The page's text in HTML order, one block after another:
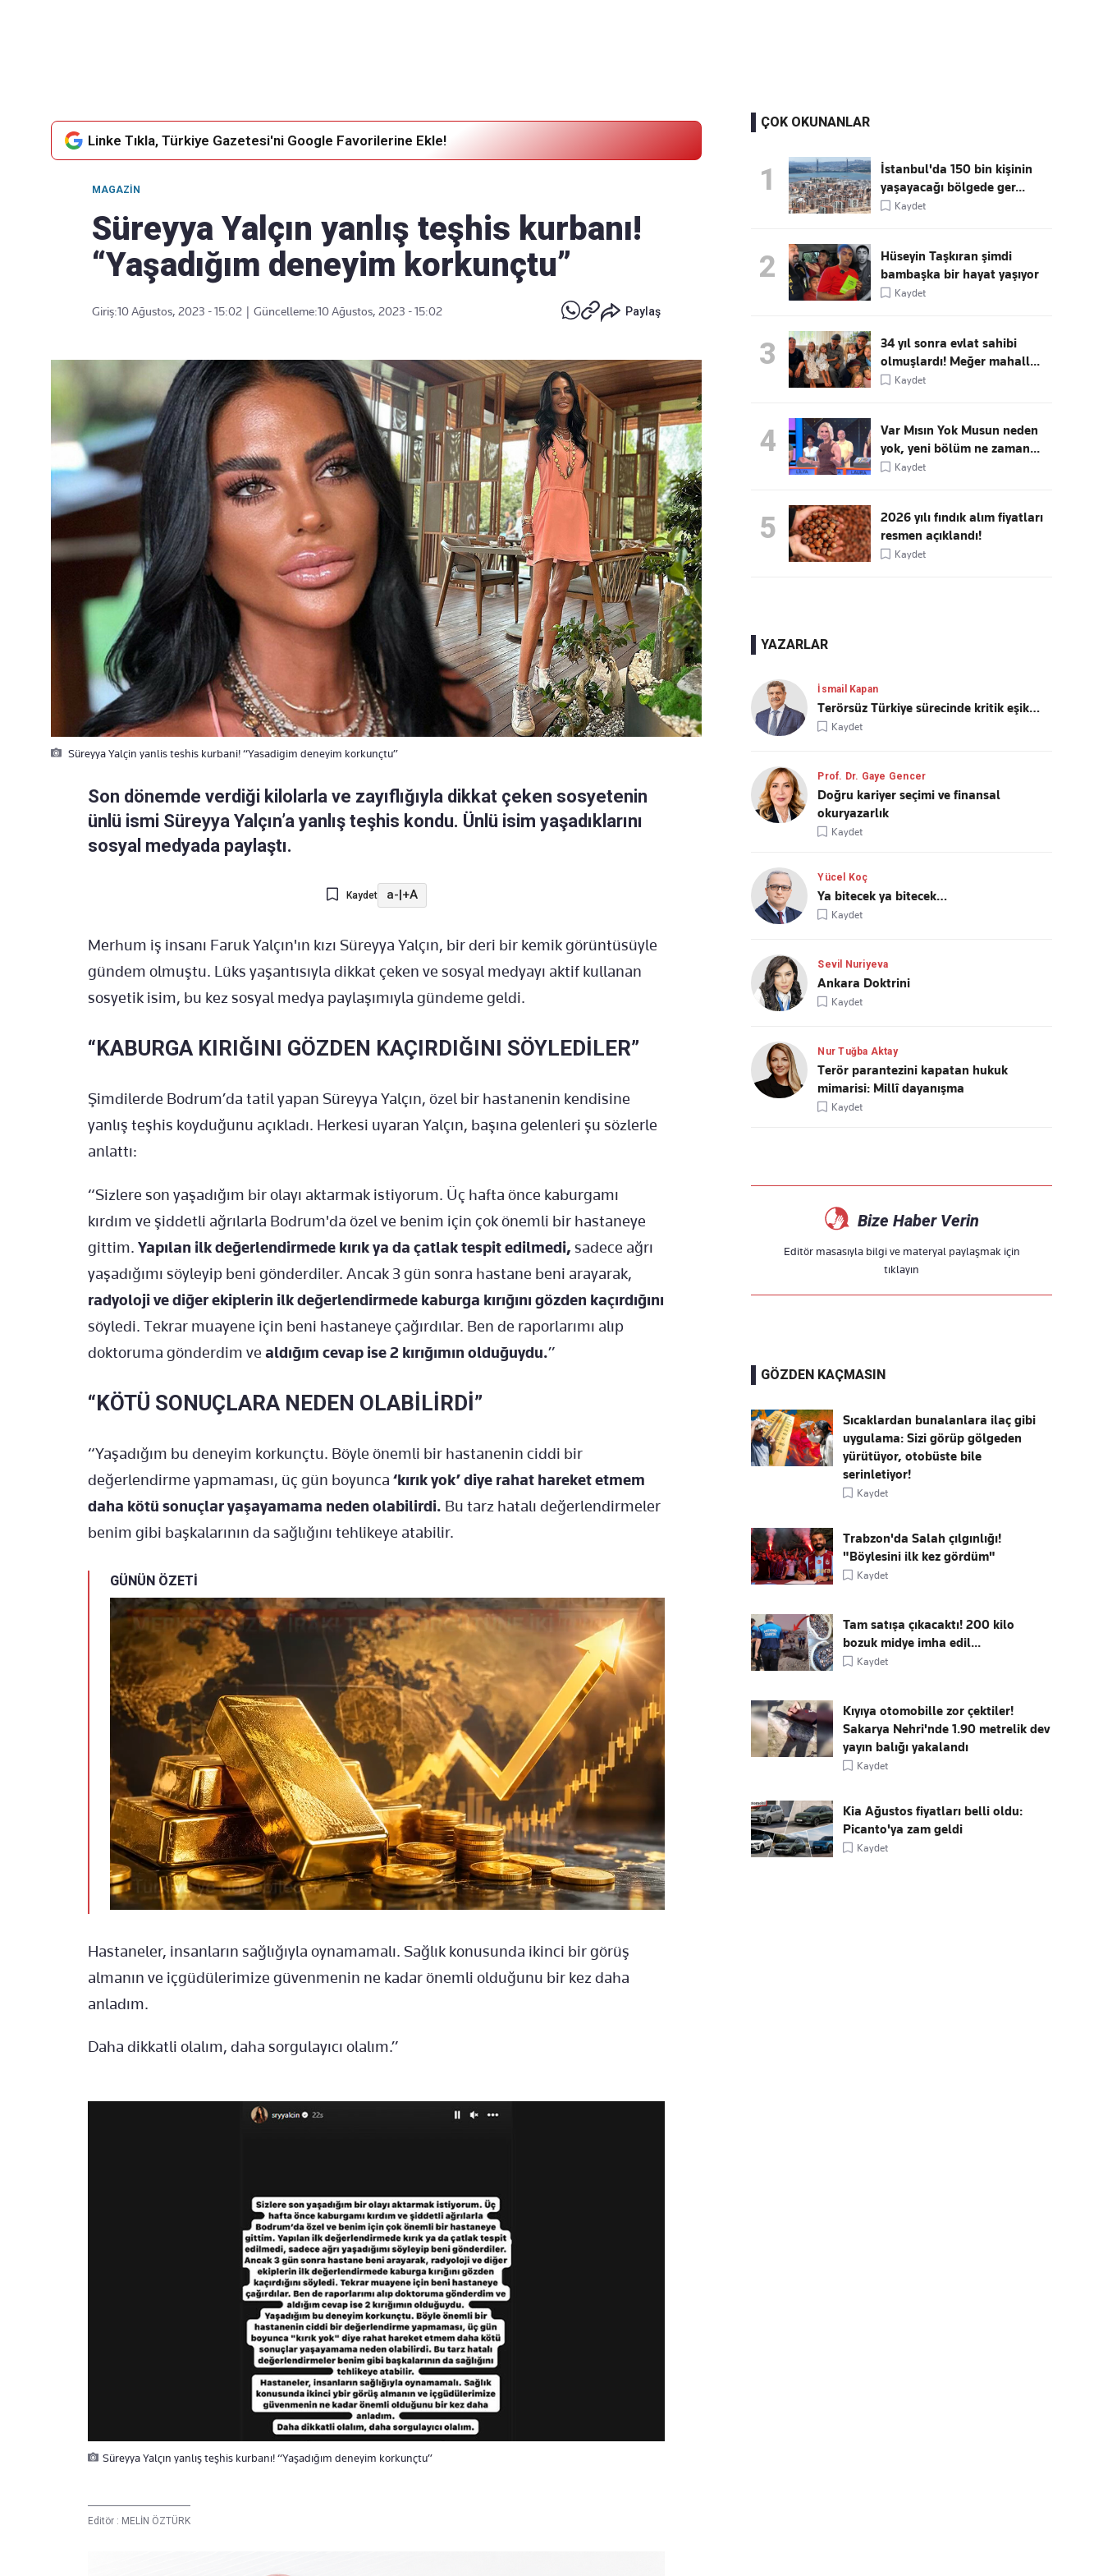
Linke Tıkla, Türkiye Gazetesi'ni Google Favorilerine Ekle!
MAGAZIN
Süreyya Yalçın yanlış teşhis kurbanı!
“Yaşadığım deneyim korkunçtu”
Giriş:10 Ağustos, 2023 - 15:02 Güncelleme:10 Ağustos, 2023 - 15:02 Paylaş
Süreyya Yalçin yanlis teshis kurbani! “Yasadigim deneyim korkunçtu”
Son dönemde verdiği kilolarla ve zayıflığıyla dikkat çeken sosyetenin
ünlü ismi Süreyya Yalçın’a yanlış teşhis kondu. Ünlü isim yaşadıklarını
sosyal medyada paylaştı.
Kaydet a-|+A
Merhum iş insanı Faruk Yalçın'ın kızı Süreyya Yalçın, bir deri bir kemik görüntüsüyle
gündem olmuştu. Lüks yaşantısıyla dikkat çeken ve sosyal medyayı aktif kullanan
sosyetik isim, bu kez sosyal medya paylaşımıyla gündeme geldi.
“KABURGA KIRIĞINI GÖZDEN KAÇIRDIĞINI SÖYLEDİLER”
Şimdilerde Bodrum’da tatil yapan Süreyya Yalçın, özel bir hastanenin kendisine
yanlış teşhis koyduğunu açıkladı. Herkesi uyaran Yalçın, başına gelenleri şu sözlerle
anlattı:
“Sizlere son yaşadığım bir olayı aktarmak istiyorum. Üç hafta önce kaburgamı
kırdım ve şiddetli ağrılarla Bodrum'da özel ve benim için çok önemli bir hastaneye
gittim. Yapılan ilk değerlendirmede kırık ya da çatlak tespit edilmedi, sadece ağrı
yaşadığımı söyleyip beni gönderdiler. Ancak 3 gün sonra hastane beni arayarak,
radyoloji ve diğer ekiplerin ilk değerlendirmede kaburga kırığını gözden kaçırdığını
söyledi. Tekrar muayene için beni hastaneye çağırdılar. Ben de raporlarımı alıp
doktoruma gönderdim ve aldığım cevap ise 2 kırığımın olduğuydu.”
“KÖTÜ SONUÇLARA NEDEN OLABİLİRDİ”
“Yaşadığım bu deneyim korkunçtu. Böyle önemli bir hastanenin ciddi bir
değerlendirme yapmaması, üç gün boyunca ‘kırık yok’ diye rahat hareket etmem
daha kötü sonuçlar yaşayamama neden olabilirdi. Bu tarz hatalı değerlendirmeler
benim gibi başkalarının da sağlığını tehlikeye atabilir.
GÜNÜN ÖZETİ
Hastaneler, insanların sağlığıyla oynamamalı. Sağlık konusunda ikinci bir görüş
almanın ve içgüdülerimize güvenmenin ne kadar önemli olduğunu bir kez daha
anladım.
Daha dikkatli olalım, daha sorgulayıcı olalım.”
Süreyya Yalçın yanlış teşhis kurbanı! “Yaşadığım deneyim korkunçtu”
Editör : MELİN ÖZTÜRK
ÇOK OKUNANLAR
1
İstanbul'da 150 bin kişinin
yaşayacağı bölgede ger...
Kaydet
2
Hüseyin Taşkıran şimdi
bambaşka bir hayat yaşıyor
Kaydet
3
34 yıl sonra evlat sahibi
olmuşlardı! Meğer mahall...
Kaydet
4
Var Mısın Yok Musun neden
yok, yeni bölüm ne zaman...
Kaydet
5
2026 yılı fındık alım fiyatları
resmen açıklandı!
Kaydet
YAZARLAR
İsmail Kapan
Terörsüz Türkiye sürecinde kritik eşik…
Kaydet
Prof. Dr. Gaye Gencer
Doğru kariyer seçimi ve finansal
okuryazarlık
Kaydet
Yücel Koç
Ya bitecek ya bitecek…
Kaydet
Sevil Nuriyeva
Ankara Doktrini
Kaydet
Nur Tuğba Aktay
Terör parantezini kapatan hukuk
mimarisi: Millî dayanışma
Kaydet
Bize Haber Verin
Editör masasıyla bilgi ve materyal paylaşmak için
tıklayın
GÖZDEN KAÇMASIN
Sıcaklardan bunalanlara ilaç gibi
uygulama: Sizi görüp gölgeden
yürütüyor, otobüste bile
serinletiyor!
Kaydet
Trabzon'da Salah çılgınlığı!
"Böylesini ilk kez gördüm"
Kaydet
Tam satışa çıkacaktı! 200 kilo
bozuk midye imha edil...
Kaydet
Kıyıya otomobille zor çektiler!
Sakarya Nehri'nde 1.90 metrelik dev
yayın balığı yakalandı
Kaydet
Kia Ağustos fiyatları belli oldu:
Picanto'ya zam geldi
Kaydet